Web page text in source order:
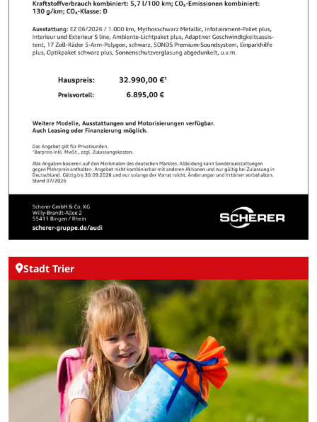
Stadt Trier